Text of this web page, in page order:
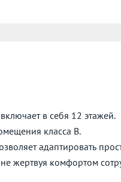
в себя 12 этажей.
класса B.
адаптировать
жертвуя комфортом